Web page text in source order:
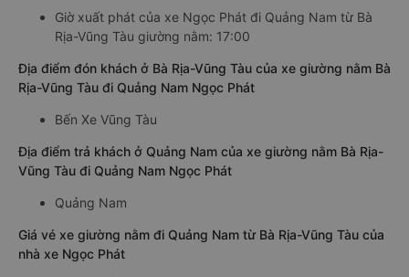
Giờ xuất phát của xe Ngọc Phát đi Quảng Nam từ Bà
Rịa-Vũng Tàu giường nằm: 17:00
Địa điểm đón khách ở Bà Rịa-Vũng Tàu của xe giường nằm Bà
Rịa-Vũng Tàu đi Quảng Nam Ngọc Phát
Bến Xe Vũng Tàu
Địa điểm trả khách ở Quảng Nam của xe giường nằm Bà Rịa-
Vũng Tàu đi Quảng Nam Ngọc Phát
Quảng Nam
Giá vé xe giường nằm đi Quảng Nam từ Bà Rịa-Vũng Tàu của
nhà xe Ngọc Phát